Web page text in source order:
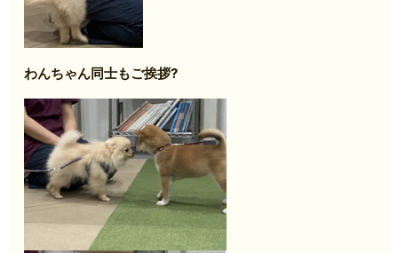
わんちゃん同士もご挨拶?